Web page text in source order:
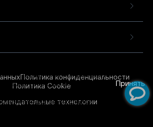
Политика конфиденциальности
Политика Cookie
технологии
Продолжая использовать
с использованием
дополнительной
Принять